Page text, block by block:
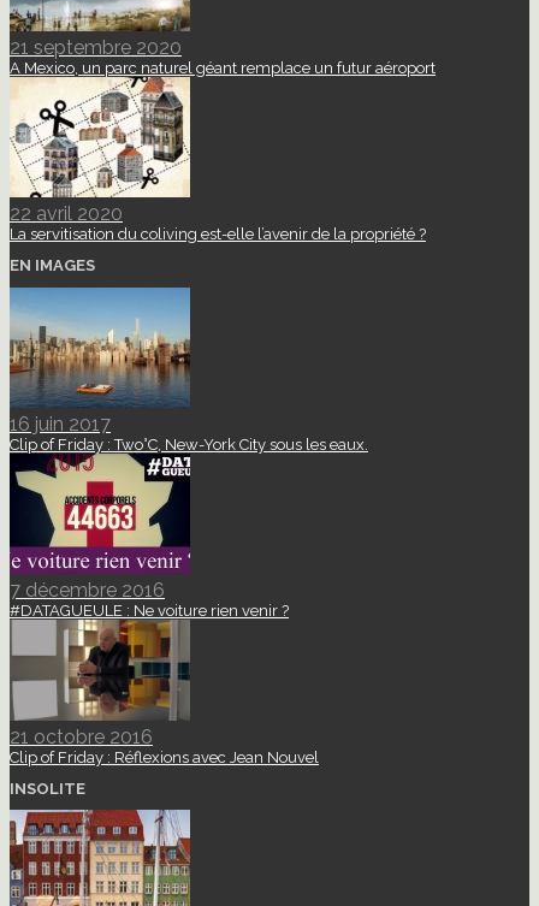
21 septembre 2020
A Mexico, un parc naturel géant remplace un futur aéroport
22 avril 2020
La servitisation du coliving est-elle l’avenir de la propriété ?
EN IMAGES
16 juin 2017
Clip of Friday : Two°C, New-York City sous les eaux.
7 décembre 2016
#DATAGUEULE : Ne voiture rien venir ?
21 octobre 2016
Clip of Friday : Réflexions avec Jean Nouvel
INSOLITE